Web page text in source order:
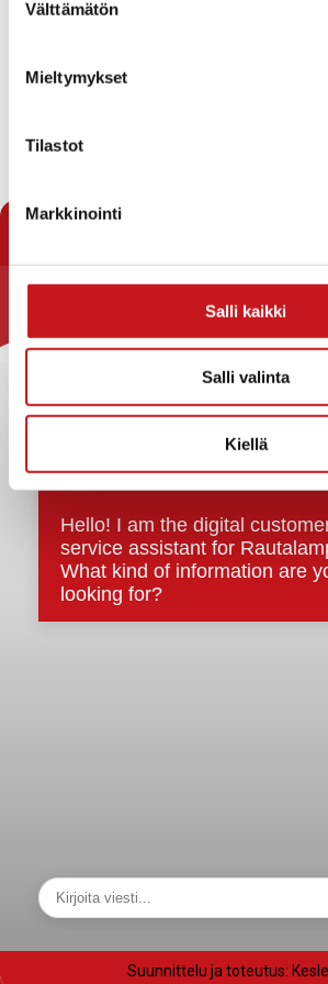
valinta
Välttämätön
Mieltymykset
Tilastot
Markkinointi
Salli kaikki
Salli valinta
Kiellä
Evästeet
Saavutettavuusseloste
Tietosuoja
Tietosuojaselosteet